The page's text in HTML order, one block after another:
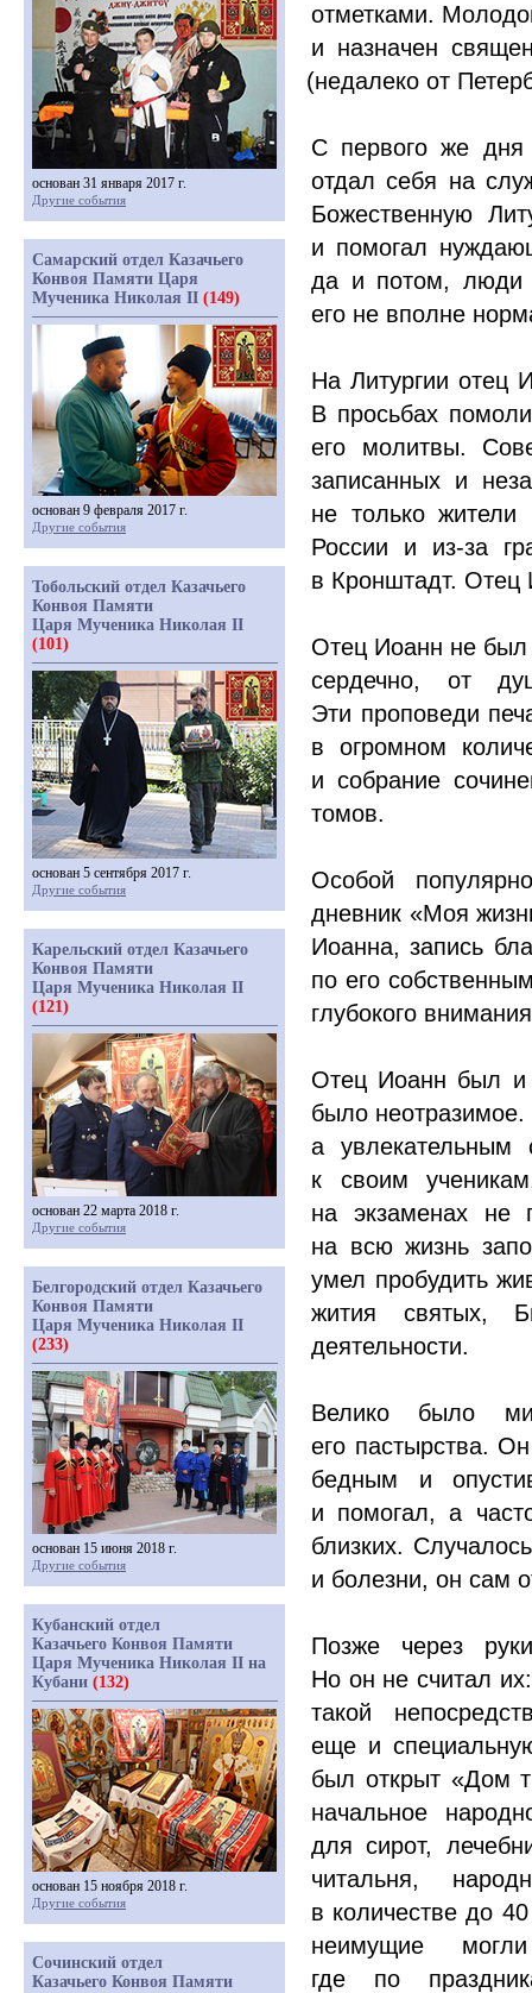
отметками.
и назначен
(недалеко от
С первого же дня
отдал себя на
Божественную
и помогал
да и потом, люди
его не вполне
На Литургии отец
В просьбах
его молитвы.
записанных и
не только
России и из-за
в Кронштадт. Отец
Отец Иоанн не был
сердечно, от
Эти проповеди
в огромном
и собрание
томов.
Особой
дневник «Моя
Иоанна, запись
по его
глубокого
Отец Иоанн был и
было
а увлекательным
к своим
на экзаменах не
на всю жизнь
умел пробудить
жития святых,
деятельности.
Велико было
его пастырства.
бедным и
и помогал, а
близких.
и болезни, он сам
Позже через
Но он не считал
такой
еще и
был открыт «Дом
начальное
для сирот,
читальня,
в количестве до
неимущие
где по
основан 31 января 2017 г.
Другие события
Самарский отдел Казачьего
Конвоя Памяти Царя
Мученика Николая II (149)
основан 9 февраля 2017 г.
Другие события
Тобольский отдел Казачьего
Конвоя Памяти
Царя Мученика Николая II
(101)
основан 5 сентября 2017 г.
Другие события
Карельский отдел Казачьего
Конвоя Памяти
Царя Мученика Николая II
(121)
основан 22 марта 2018 г.
Другие события
Белгородский отдел Казачьего
Конвоя Памяти
Царя Мученика Николая II
(233)
основан 15 июня 2018 г.
Другие события
Кубанский отдел
Казачьего Конвоя Памяти
Царя Мученика Николая II на
Кубани (132)
основан 15 ноября 2018 г.
Другие события
Сочинский отдел
Казачьего Конвоя Памяти